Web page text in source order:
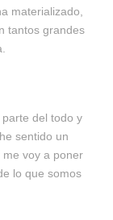
materializado,
tantos grandes
del todo y
sentido un
voy a poner
lo que somos